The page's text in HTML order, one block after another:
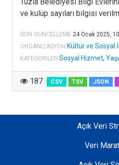
ve kulüp sayıları bilgisi
SON GÜNCELLEME 24 Ocak 2025,
ORGANIZASYON Kültür ve Sosyal
KATEGORILER Sosyal Hizmet,
187 CSV TSV JSON
Açık Veri
Veri